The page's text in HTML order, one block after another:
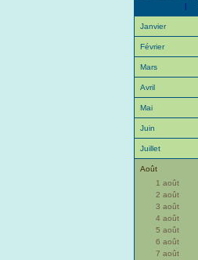
|
Janvier
Février
Mars
Avril
Mai
Juin
Juillet
Août
1 août
2 août
3 août
4 août
5 août
6 août
7 août